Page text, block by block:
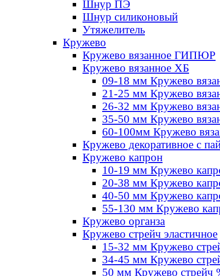
Шнур ПЭ
Шнур силиконовый
Утяжелитель
Кружево
Кружево вязанное ГИПЮР
Кружево вязанное ХБ
09-18 мм Кружево
21-25 мм Кружево
26-32 мм Кружево
35-50 мм Кружево
60-100мм Кружево
Кружево декоративное с
Кружево капрон
10-19 мм Кружево
20-38 мм Кружево
40-50 мм Кружево
55-130 мм Кружево
Кружево органза
Кружево стрейч эластичное
15-32 мм Кружево
34-45 мм Кружево
50 мм Кружево стрейч